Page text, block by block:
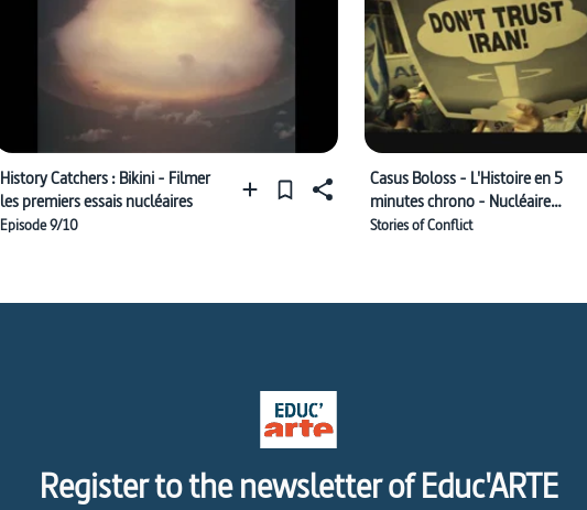
History Catchers : Bikini - Filmer
les premiers essais nucléaires
Episode 9/10
Casus Boloss - L'Histoire en 5
minutes chrono - Nucléaire
iranien - Faites entrer l'accusé
Stories of Conflict
Register to the newsletter of Educ'ARTE